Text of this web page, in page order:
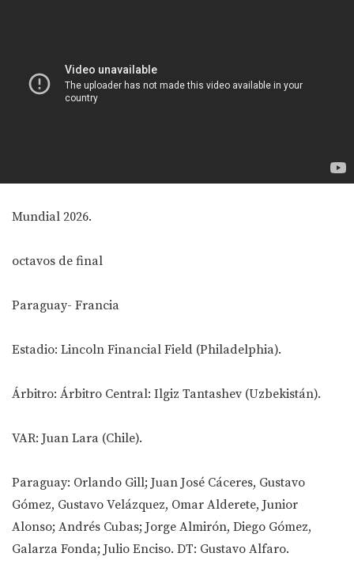
Mundial 2026.
octavos de final
Paraguay- Francia
Estadio: Lincoln Financial Field (Philadelphia).
Árbitro: Árbitro Central: Ilgiz Tantashev (Uzbekistán).
VAR: Juan Lara (Chile).
Paraguay: Orlando Gill; Juan José Cáceres, Gustavo
Gómez, Gustavo Velázquez, Omar Alderete, Junior
Alonso; Andrés Cubas; Jorge Almirón, Diego Gómez,
Galarza Fonda; Julio Enciso. DT: Gustavo Alfaro.